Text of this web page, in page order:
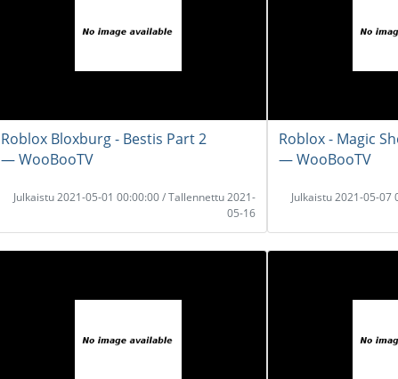
Roblox Bloxburg - Bestis Part 2
― WooBooTV
Julkaistu 2021-05-01 00:00:00 / Tallennettu 2021-
05-16
Roblox - Magic
― WooBooTV
Julkaistu 2021-05-